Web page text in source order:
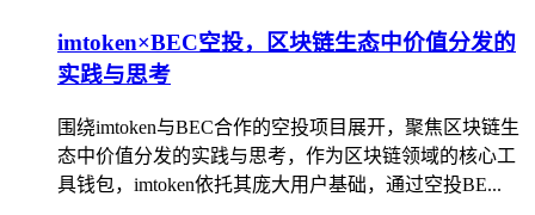
imtoken×BEC空投，区块链生态中价值分发的
实践与思考
围绕imtoken与BEC合作的空投项目展开，聚焦区块链生
态中价值分发的实践与思考，作为区块链领域的核心工
具钱包，imtoken依托其庞大用户基础，通过空投BE...